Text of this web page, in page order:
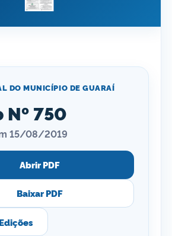
DO MUNICÍPIO DE GUARAÍ
Nº 750
15/08/2019
Abrir PDF
Baixar PDF